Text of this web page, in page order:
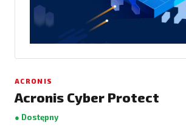
ACRONIS
Acronis Cyber Protect
● Dostępny